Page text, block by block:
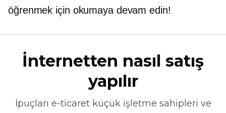
öğrenmek için okumaya devam edin!
İnternetten nasıl satış
yapılır
İpuçları e-ticaretküçük işletme sahipleri ve